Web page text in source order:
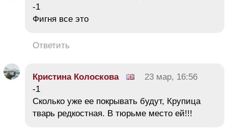
-1
Фигня все это
Ответить
Кристина Колоскова
23 мар, 16:56
-1
Сколько уже ее покрывать будут, Крупица
тварь редкостная. В тюрьме место ей!!!